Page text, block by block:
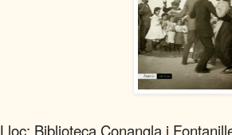
Lloc: Biblioteca Conangla i